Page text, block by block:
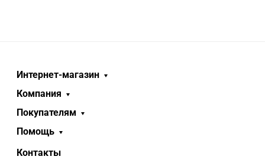
Интернет-магазин
Компания
Покупателям
Помощь
Контакты